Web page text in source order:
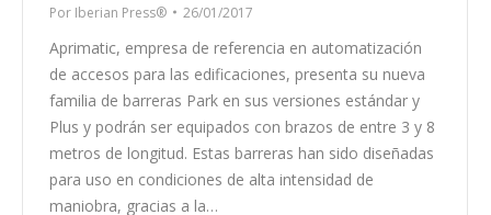
Por Iberian Press® 26/01/2017
Aprimatic, empresa de referencia en automatización
de accesos para las edificaciones, presenta su nueva
familia de barreras Park en sus versiones estándar y
Plus y podrán ser equipados con brazos de entre 3 y 8
metros de longitud. Estas barreras han sido diseñadas
para uso en condiciones de alta intensidad de
maniobra, gracias a la…